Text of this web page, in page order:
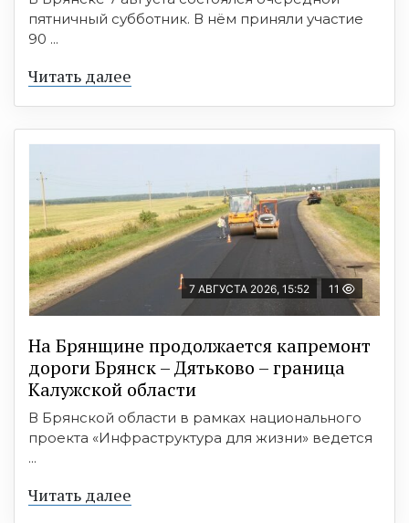
пятничный субботник. В нём приняли участие
90 ...
Читать далее
7 АВГУСТА 2026, 15:52 11
На Брянщине продолжается капремонт
дороги Брянск – Дятьково – граница
Калужской области
В Брянской области в рамках национального
проекта «Инфраструктура для жизни» ведется
...
Читать далее